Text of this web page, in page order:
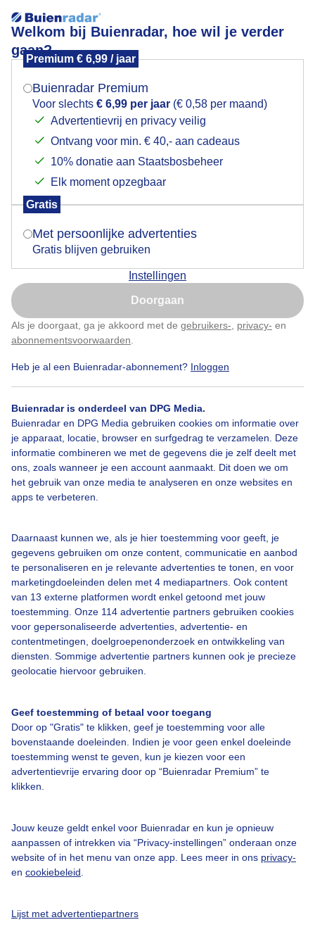
Welkom bij Buienradar, hoe wil je verder
gaan?
Premium € 6,99 / jaar
Buienradar Premium
Voor slechts € 6,99 per jaar (€ 0,58 per maand)
Advertentievrij en privacy veilig
Ontvang voor min. € 40,- aan cadeaus
10% donatie aan Staatsbosbeheer
Elk moment opzegbaar
Gratis
Met persoonlijke advertenties
Gratis blijven gebruiken
Instellingen
Doorgaan
Als je doorgaat, ga je akkoord met de gebruikers- privacy- en
abonnementsvoorwaarden
Heb je al een Buienradar-abonnement? Inloggen
Buienradar is onderdeel van DPG Media.
Buienradar en DPG Media gebruiken cookies om informatie over
je apparaat, locatie, browser en surfgedrag te verzamelen. Deze
informatie combineren we met de gegevens die je zelf deelt met
ons, zoals wanneer je een account aanmaakt. Dit doen we om
het gebruik van onze media te analyseren en onze websites en
apps te verbeteren.
Daarnaast kunnen we, als je hier toestemming voor geeft, je
gegevens gebruiken om onze content, communicatie en aanbod
te personaliseren en je relevante advertenties te tonen, en voor
marketingdoeleinden delen met 4 mediapartners. Ook content
van 13 externe platformen wordt enkel getoond met jouw
toestemming. Onze 114 advertentie partners gebruiken cookies
voor gepersonaliseerde advertenties, advertentie- en
contentmetingen, doelgroepenonderzoek en ontwikkeling van
diensten. Sommige advertentie partners kunnen ook je precieze
geolocatie hiervoor gebruiken.
Geef toestemming of betaal voor toegang
Door op "Gratis" te klikken, geef je toestemming voor alle
bovenstaande doeleinden. Indien je voor geen enkel doeleinde
toestemming wenst te geven, kun je kiezen voor een
advertentievrije ervaring door op “Buienradar Premium” te
klikken.
Jouw keuze geldt enkel voor Buienradar en kun je opnieuw
aanpassen of intrekken via “Privacy-instellingen” onderaan onze
website of in het menu van onze app. Lees meer in ons privacy-
en cookiebeleid
Lijst met advertentiepartners
Zonsondergang
Vanavond
Jacobsladders Zonnestralen Zonsondergang
Bekijk slideshow
Een moment geduld aub...
Bedrijfsgegevens
Veelgestelde vragen
Contact
Adverteren
Buienradar Team
Cookie beleid
Mogen we je locatie gebruiken voor het
Indien je hier nog geen akkoord op hebt gegeven,
verschijnt er zo een pop-up uit je browser waarin
Is goed, toon de popup
Nu niet, misschien later
Klik hierom dit aan te passen